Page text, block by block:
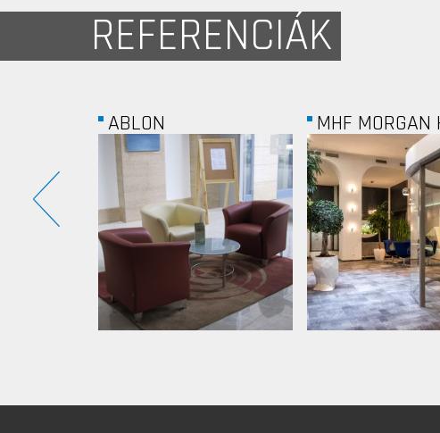
REFERENCIÁK
MHF MORGAN HITEL... NAV N GO KFT.